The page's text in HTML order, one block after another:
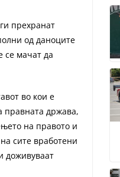
прехранат
од даноците
се мачат да
во кои е
правната држава,
на правото и
сите вработени
доживуваат